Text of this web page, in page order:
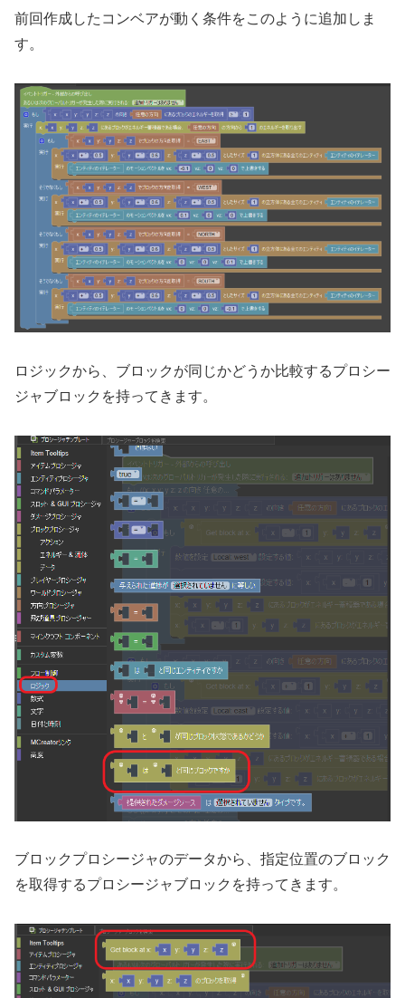
前回作成したコンベアが動く条件をこのように追加しま
す。
ロジックから、ブロックが同じかどうか比較するプロシー
ジャブロックを持ってきます。
ブロックプロシージャのデータから、指定位置のブロック
を取得するプロシージャブロックを持ってきます。